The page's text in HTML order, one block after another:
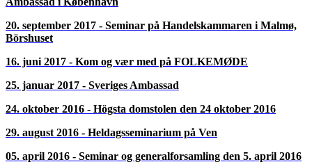
27. oktober 2021 - Dansk og svensk aktiekultur - Onsdag den
27. oktober kl. 14.00
22. april 2021 -
02. april 2020 - AFLYST - General forsamling og Seminar den
2. april 2020 i Malmø Opera
23. oktober 2019 - Oresundsadvokater seminar den 23 oktober
2019
05. marts 2019 - Seminar den 5 marts 2019 på HIGH COURT,
Malmö, - Oresundsadvokater